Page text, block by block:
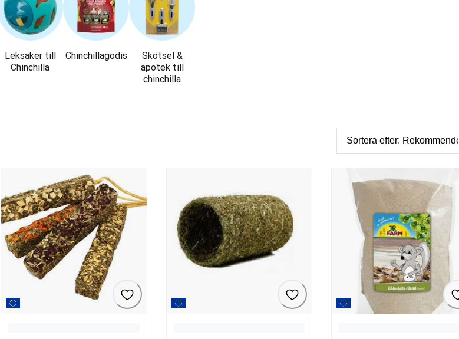
Leksaker till
Chinchilla
Chinchillagodis
Skötsel &
apotek till
chinchilla